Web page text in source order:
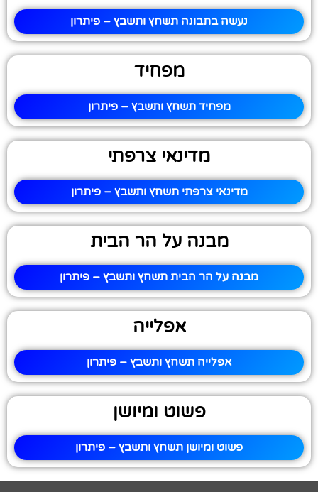
נעשה בתבונה תשחץ ותשבץ – פיתרון
מפחיד
מפחיד תשחץ ותשבץ – פיתרון
מדינאי צרפתי
מדינאי צרפתי תשחץ ותשבץ – פיתרון
מבנה על הר הבית
מבנה על הר הבית תשחץ ותשבץ – פיתרון
אפלייה
אפלייה תשחץ ותשבץ – פיתרון
פשוט ומיושן
פשוט ומיושן תשחץ ותשבץ – פיתרון